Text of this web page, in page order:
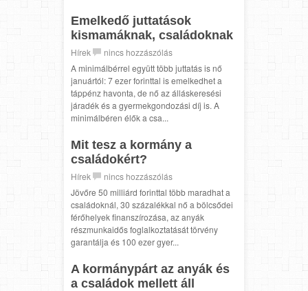
Emelkedő juttatások
kismamáknak, családoknak
Hírek
nincs hozzászólás
A minimálbérrel együtt több juttatás is nő
januártól: 7 ezer forinttal is emelkedhet a
táppénz havonta, de nő az álláskeresési
járadék és a gyermekgondozási díj is. A
minimálbéren élők a csa...
Mit tesz a kormány a
családokért?
Hírek
nincs hozzászólás
Jövőre 50 milliárd forinttal több maradhat a
családoknál, 30 százalékkal nő a bölcsődei
férőhelyek finanszírozása, az anyák
részmunkaidős foglalkoztatását törvény
garantálja és 100 ezer gyer...
A kormánypárt az anyák és
a családok mellett áll